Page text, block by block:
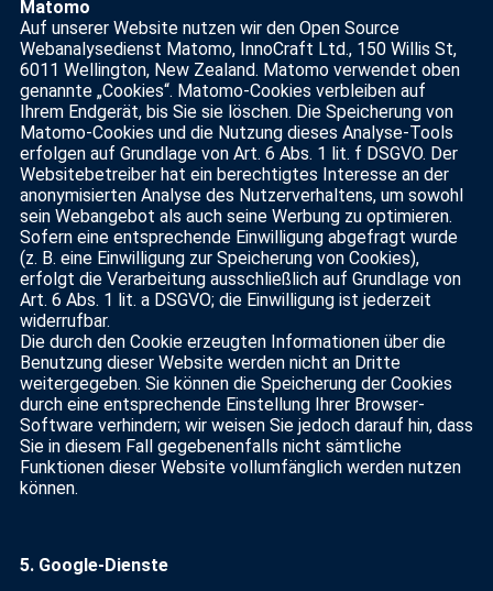
Matomo
Auf unserer Website nutzen wir den Open Source
Webanalysedienst Matomo, InnoCraft Ltd., 150 Willis St,
6011 Wellington, New Zealand. Matomo verwendet oben
genannte „Cookies“. Matomo-Cookies verbleiben auf
Ihrem Endgerät, bis Sie sie löschen. Die Speicherung von
Matomo-Cookies und die Nutzung dieses Analyse-Tools
erfolgen auf Grundlage von Art. 6 Abs. 1 lit. f DSGVO. Der
Websitebetreiber hat ein berechtigtes Interesse an der
anonymisierten Analyse des Nutzerverhaltens, um sowohl
sein Webangebot als auch seine Werbung zu optimieren.
Sofern eine entsprechende Einwilligung abgefragt wurde
(z. B. eine Einwilligung zur Speicherung von Cookies),
erfolgt die Verarbeitung ausschließlich auf Grundlage von
Art. 6 Abs. 1 lit. a DSGVO; die Einwilligung ist jederzeit
widerrufbar.
Die durch den Cookie erzeugten Informationen über die
Benutzung dieser Website werden nicht an Dritte
weitergegeben. Sie können die Speicherung der Cookies
durch eine entsprechende Einstellung Ihrer Browser-
Software verhindern; wir weisen Sie jedoch darauf hin, dass
Sie in diesem Fall gegebenenfalls nicht sämtliche
Funktionen dieser Website vollumfänglich werden nutzen
können.
5. Google-Dienste